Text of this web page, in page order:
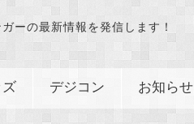
ーの最新情報を発信します！
ズ デジコン お知らせ